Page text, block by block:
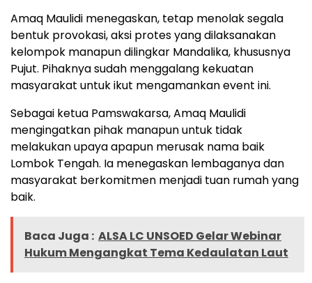
Amaq Maulidi menegaskan, tetap menolak segala
bentuk provokasi, aksi protes yang dilaksanakan
kelompok manapun dilingkar Mandalika, khususnya
Pujut. Pihaknya sudah menggalang kekuatan
masyarakat untuk ikut mengamankan event ini.
Sebagai ketua Pamswakarsa, Amaq Maulidi
mengingatkan pihak manapun untuk tidak
melakukan upaya apapun merusak nama baik
Lombok Tengah. Ia menegaskan lembaganya dan
masyarakat berkomitmen menjadi tuan rumah yang
baik.
Baca Juga : ALSA LC UNSOED Gelar Webinar
Hukum Mengangkat Tema Kedaulatan Laut